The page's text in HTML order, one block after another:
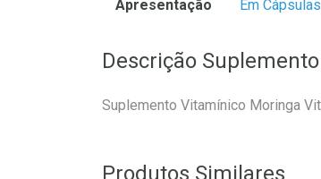
Apresentação Em Cápsulas
Descrição
Suplemento Vitamínico Moringa
Produtos Similares